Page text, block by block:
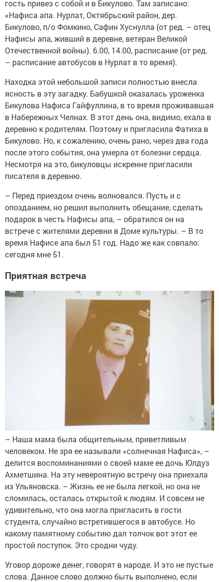
гость привез с собой и в Бикулово. Там записано:
«Нафиса апа. Нурлат, Октябрьский район, дер.
Бикулово, п/о Фомкино, Сафин Хуснулла (от ред. – отец
Нафисы апа, живший в деревне, ветеран Великой
Отечественной войны). 6.00, 14.00, расписание (от ред.
– расписание автобусов в Нурлат в то время).
Находка этой небольшой записи полностью внесла
ясность в эту загадку. Бабушкой оказалась уроженка
Бикулова Нафиса Гайфуллина, в то время проживавшая
в Набережных Челнах. В этот день она, видимо, ехала в
деревню к родителям. Поэтому и пригласила Фатиха в
Бикулово. Но, к сожалению, очень рано, через два года
после этого события, она умерла от болезни сердца.
Несмотря на это, бикуловцы искренне пригласили
писателя в деревню.
– Перед приездом очень волновался. Пусть и с
опозданием, но решил выполнить обещание, сделать
подарок в честь Нафисы апа, – обратился он на
встрече с жителями деревни в Доме культуры. – В то
время Нафисе апа был 51 год. Надо же как совпало:
сегодня мне 51.
Приятная встреча
– Наша мама была общительным, приветливым
человеком. Не зря ее называли «солнечная Нафиса», –
делится воспоминаниями о своей маме ее дочь Юлдуз
Ахметшина. На эту невероятную встречу она приехала
из Ульяновска. – Жизнь ее не была легкой, но она не
сломилась, осталась открытой к людям. И совсем не
удивительно, что она могла пригласить в гости
студента, случайно встретившегося в автобусе. Но
какому памятному событию дал толчок вот этот ее
простой поступок. Это сродни чуду.
Уговор дороже денег, говорят в народе. И это не пустые
слова. Данное слово должно быть выполнено, если